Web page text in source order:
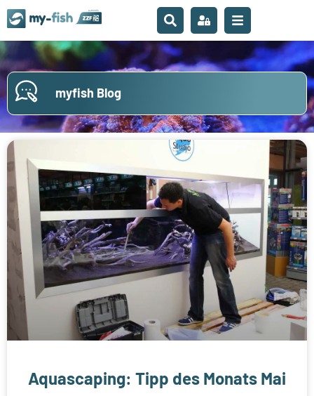
myfish Blog
Aquascaping: Tipp des Monats Mai